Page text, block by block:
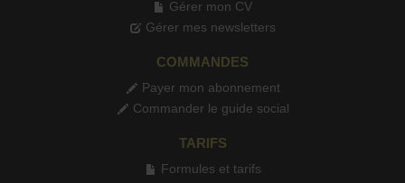
Gérer mon CV
Gérer mes newsletters
COMMANDES
Payer mon abonnement
Commander le guide social
TARIFS
Formules et tarifs